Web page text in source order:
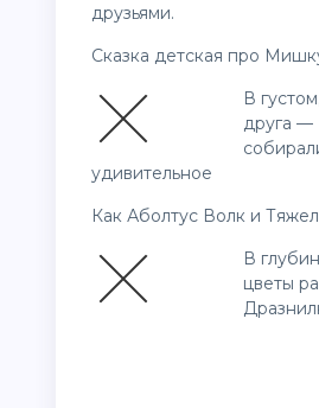
друзьями.
Сказка детская про
В
друга —
удивительное
Как Аболтус Волк и
В
цветы